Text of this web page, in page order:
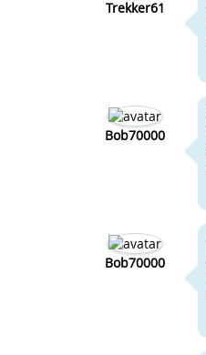
Trekker61
Bob70000
Bob70000